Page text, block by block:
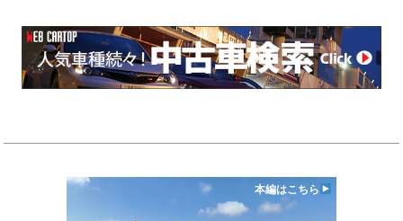
本編はこちら